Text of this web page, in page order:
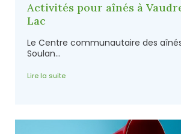
Activités pour aînés à
Lac
Le Centre communautaire des
Soulan...
Lire la suite